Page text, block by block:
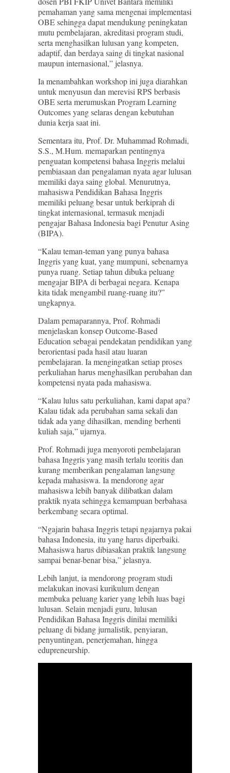
pemahaman yang sama mengenai implementasi
OBE sehingga dapat mendukung peningkatan
mutu pembelajaran, akreditasi program studi,
serta menghasilkan lulusan yang kompeten,
adaptif, dan berdaya saing di tingkat nasional
maupun internasional,” jelasnya.
Ia menambahkan workshop ini juga diarahkan
untuk menyusun dan merevisi RPS berbasis
OBE serta merumuskan Program Learning
Outcomes yang selaras dengan kebutuhan
dunia kerja saat ini.
Sementara itu, Prof. Dr. Muhammad Rohmadi,
S.S., M.Hum. memaparkan pentingnya
penguatan kompetensi bahasa Inggris melalui
pembiasaan dan pengalaman nyata agar lulusan
memiliki daya saing global. Menurutnya,
mahasiswa Pendidikan Bahasa Inggris
memiliki peluang besar untuk berkiprah di
tingkat internasional, termasuk menjadi
pengajar Bahasa Indonesia bagi Penutur Asing
(BIPA).
“Kalau teman-teman yang punya bahasa
Inggris yang kuat, yang mumpuni, sebenarnya
punya ruang. Setiap tahun dibuka peluang
mengajar BIPA di berbagai negara. Kenapa
kita tidak mengambil ruang-ruang itu?”
ungkapnya.
Dalam pemaparannya, Prof. Rohmadi
menjelaskan konsep Outcome-Based
Education sebagai pendekatan pendidikan yang
berorientasi pada hasil atau luaran
pembelajaran. Ia mengingatkan setiap proses
perkuliahan harus menghasilkan perubahan dan
kompetensi nyata pada mahasiswa.
“Kalau lulus satu perkuliahan, kami dapat apa?
Kalau tidak ada perubahan sama sekali dan
tidak ada yang dihasilkan, mending berhenti
kuliah saja,” ujarnya.
Prof. Rohmadi juga menyoroti pembelajaran
bahasa Inggris yang masih terlalu teoritis dan
kurang memberikan pengalaman langsung
kepada mahasiswa. Ia mendorong agar
mahasiswa lebih banyak dilibatkan dalam
praktik nyata sehingga kemampuan berbahasa
berkembang secara optimal.
“Ngajarin bahasa Inggris tetapi ngajarnya pakai
bahasa Indonesia, itu yang harus diperbaiki.
Mahasiswa harus dibiasakan praktik langsung
sampai benar-benar bisa,” jelasnya.
Lebih lanjut, ia mendorong program studi
melakukan inovasi kurikulum dengan
membuka peluang karier yang lebih luas bagi
lulusan. Selain menjadi guru, lulusan
Pendidikan Bahasa Inggris dinilai memiliki
peluang di bidang jurnalistik, penyiaran,
penyuntingan, penerjemahan, hingga
edupreneurship.